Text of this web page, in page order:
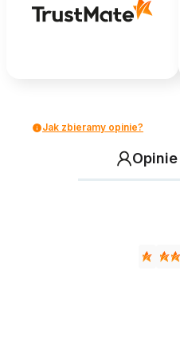
Jak zbieramy opinie?